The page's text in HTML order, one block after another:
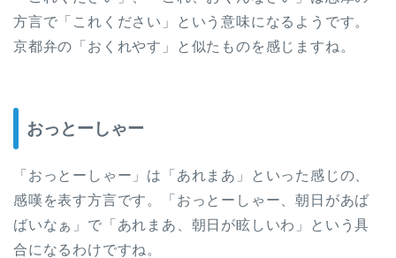
方言で「これください」という意味になるようです。
京都弁の「おくれやす」と似たものを感じますね。
おっとーしゃー
「おっとーしゃー」は「あれまあ」といった感じの、
感嘆を表す方言です。「おっとーしゃー、朝日があば
ばいなぁ」で「あれまあ、朝日が眩しいわ」という具
合になるわけですね。